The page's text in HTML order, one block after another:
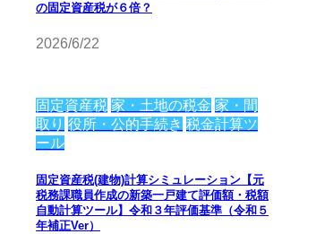
の固定資産税が６倍？
2026/6/22
固定資産税 家・土地の税金 家・間
取り 役所・公的手続き 税金計算ツ
ール
固定資産税(建物)計算シミュレーション【元
税務課職員作成の新築一戸建て評価額・税額
自動計算ツール】令和３年評価基準（令和５
年補正Ver）